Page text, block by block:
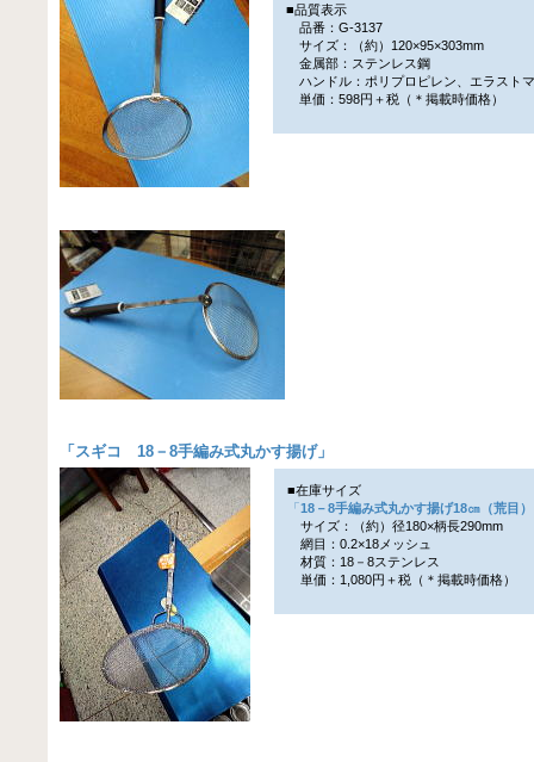
■品質表示
品番：G-3137
サイズ：（約）120×95×303mm
金属部：ステンレス鋼
ハンドル：ポリプロピレン、エラスト
単価：598円＋税（＊掲載時価格）
「 スギコ 18－8手編み式丸かす揚げ」
■在庫サイズ
「18－8手編み式丸かす揚げ18㎝（荒目）
サイズ：（約）径180×柄長290mm
網目：0.2×18メッシュ
材質：18－8ステンレス
単価：1,080円＋税（＊掲載時価格）